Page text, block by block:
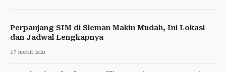
Perpanjang SIM di Sleman Makin Mudah, Ini Lokasi
dan Jadwal Lengkapnya
17 menit lalu